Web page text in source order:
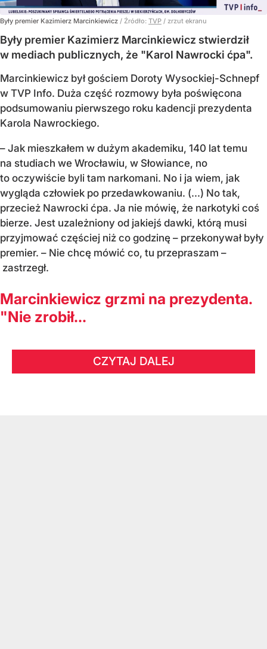
Były premier Kazimierz Marcinkiewicz / Źródło: TVP / zrzut ekranu
Były premier Kazimierz Marcinkiewicz stwierdził
w mediach publicznych, że "Karol Nawrocki ćpa".
Marcinkiewicz był gościem Doroty Wysockiej-Schnepf
w TVP Info. Duża część rozmowy była poświęcona
podsumowaniu pierwszego roku kadencji prezydenta
Karola Nawrockiego.
– Jak mieszkałem w dużym akademiku, 140 lat temu
na studiach we Wrocławiu, w Słowiance, no
to oczywiście byli tam narkomani. No i ja wiem, jak
wygląda człowiek po przedawkowaniu. (...) No tak,
przecież Nawrocki ćpa. Ja nie mówię, że narkotyki coś
bierze. Jest uzależniony od jakiejś dawki, którą musi
przyjmować częściej niż co godzinę – przekonywał były
premier. – Nie chcę mówić co, tu przepraszam –
zastrzegł.
Marcinkiewicz grzmi na prezydenta.
"Nie zrobił...
CZYTAJ DALEJ